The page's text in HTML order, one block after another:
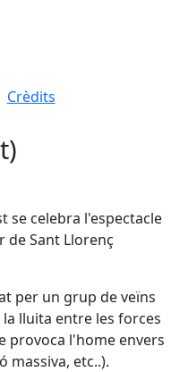
Crèdits
se celebra l'espectacle
de Sant Llorenç
per un grup de veïns
lluita entre les forces
provoca l'home envers
massiva, etc..).